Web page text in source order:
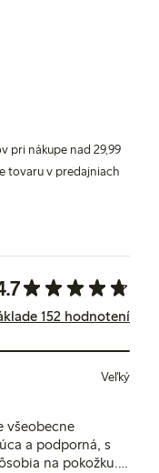
pri nákupe nad 29,99
tovaru v predajniach
152 hodnotení
Veľký
všeobecne
a podporná, s
na pokožku.